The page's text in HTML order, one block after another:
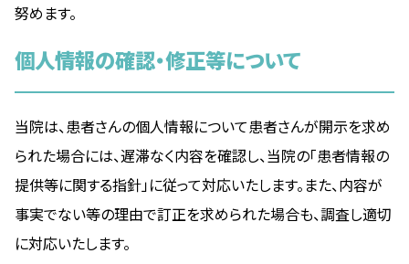
努めます。
個人情報の確認・修正等について
当院は、患者さんの個人情報について患者さんが開示を求め
られた場合には、遅滞なく内容を確認し、当院の「患者情報の
提供等に関する指針」に従って対応いたします。また、内容が
事実でない等の理由で訂正を求められた場合も、調査し適切
に対応いたします。